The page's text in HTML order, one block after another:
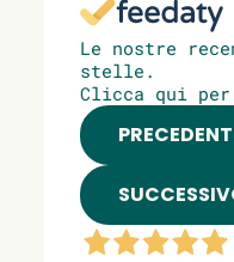
Le nostre
stelle.
Clicca qui